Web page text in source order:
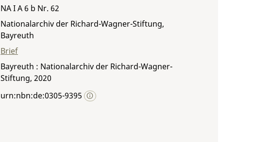
NA I A 6 b Nr. 62
Nationalarchiv der Richard-Wagner-Stiftung,
Bayreuth
Brief
Bayreuth : Nationalarchiv der Richard-Wagner-
Stiftung, 2020
urn:nbn:de:0305-9395